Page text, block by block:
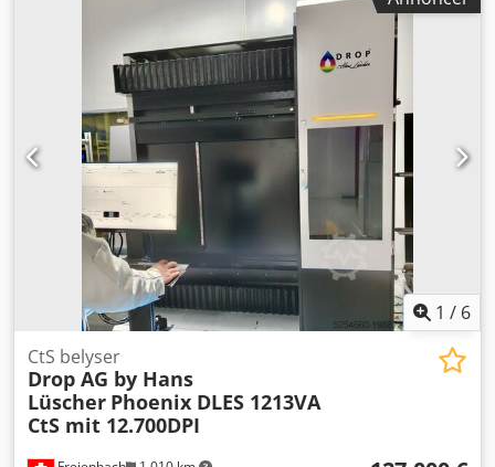
1 / 6
CtS belyser
Drop AG by Hans
Lüscher Phoenix DLES 1213VA
CtS mit 12.700DPI